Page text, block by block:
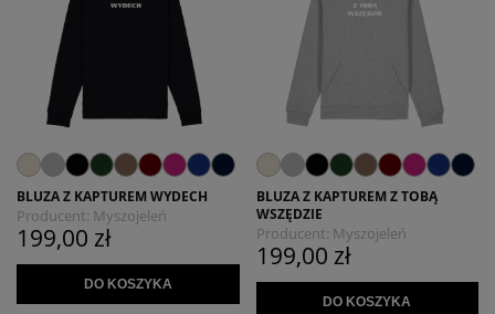
BLUZA Z KAPTUREM WYDECH
Producent: Myszojeleń
199,00 zł
DO KOSZYKA
BLUZA Z KAPTUREM Z TOBĄ
WSZĘDZIE
Producent: Myszojeleń
199,00 zł
DO KOSZYKA